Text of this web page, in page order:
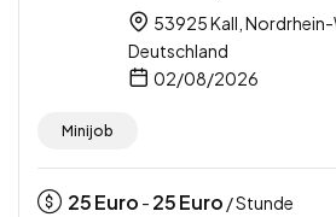
53925 Kall, Nordrhein-
Deutschland
02/08/2026
Minijob
25Euro - 25Euro / Stunde